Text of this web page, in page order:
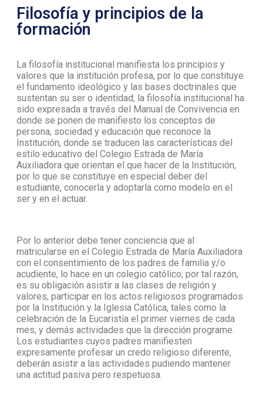
Filosofía y principios de la
formación
La filosofía institucional manifiesta los principios y
valores que la institución profesa, por lo que constituye
el fundamento ideológico y las bases doctrinales que
sustentan su ser o identidad; la filosofía institucional ha
sido expresada a través del Manual de Convivencia en
donde se ponen de manifiesto los conceptos de
persona, sociedad y educación que reconoce la
Institución, donde se traducen las características del
estilo educativo del Colegio Estrada de María
Auxiliadora que orientan el que hacer de la Institución,
por lo que se constituye en especial deber del
estudiante, conocerla y adoptarla como modelo en el
ser y en el actuar.
Por lo anterior debe tener conciencia que al
matricularse en el Colegio Estrada de María Auxiliadora
con el consentimiento de los padres de familia y/o
acudiente, lo hace en un colegio católico; por tal razón,
es su obligación asistir a las clases de religión y
valores, participar en los actos religiosos programados
por la Institución y la Iglesia Católica, tales como la
celebración de la Eucaristía el primer viernes de cada
mes; y demás actividades que la dirección programe.
Los estudiantes cuyos padres manifiesten
expresamente profesar un credo religioso diferente,
deberán asistir a las actividades pudiendo mantener
una actitud pasiva pero respetuosa.